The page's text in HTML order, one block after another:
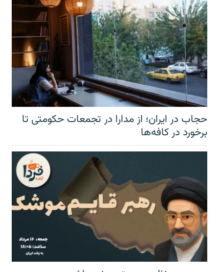
حجاب در ایران؛ از مدارا در تجمعات حکومتی تا
برخورد در کافه‌ها